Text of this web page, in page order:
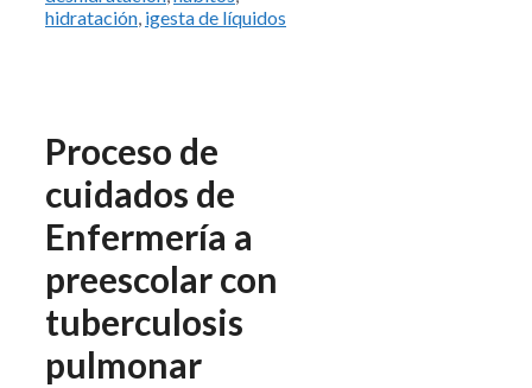
hidratación, igesta de líquidos
Proceso de
cuidados de
Enfermería a
preescolar con
tuberculosis
pulmonar